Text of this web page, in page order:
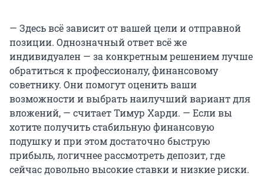
— Здесь всё зависит от вашей цели и отправной
позиции. Однозначный ответ всё же
индивидуален — за конкретным решением лучше
обратиться к профессионалу, финансовому
советнику. Они помогут оценить ваши
возможности и выбрать наилучший вариант для
вложений, — считает Тимур Харди. — Если вы
хотите получить стабильную финансовую
подушку и при этом достаточно быструю
прибыль, логичнее рассмотреть депозит, где
сейчас довольно высокие ставки и низкие риски.